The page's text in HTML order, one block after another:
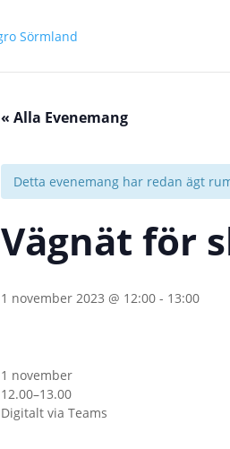
« Alla Evenemang
Detta evenemang har redan ägt
Vägnät för
1 november 2023 @ 12:00 - 13:00
1 november
12.00–13.00
Digitalt via Teams